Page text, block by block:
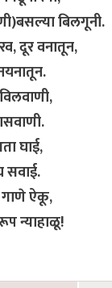
बिलगूनी.
दूर वनातून,
घाई,
सवाई.
गाणे ऐकू,
न्याहाळू!